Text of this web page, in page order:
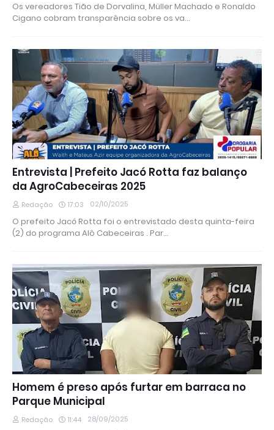
Os vereadores Tião de Dorvalina, Müller Machado e Ronaldo
Cigano cobram transparência sobre os va…
Entrevista | Prefeito Jacó Rotta faz balanço
da AgroCabeceiras 2025
Redação 17:03 02/10/2025
O prefeito Jacó Rotta foi o entrevistado desta quinta-feira
(2) do programa Alô Cabeceiras . Par…
Homem é preso após furtar em barraca no
Parque Municipal
Redação 11:44 28/09/2025